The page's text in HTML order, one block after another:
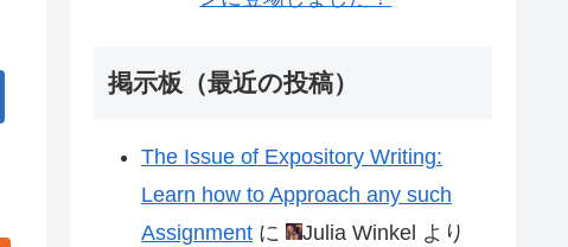
掲示板（最近の投稿）
The Issue of Expository Writing:
Learn how to Approach any such
Assignment に Julia Winkel より